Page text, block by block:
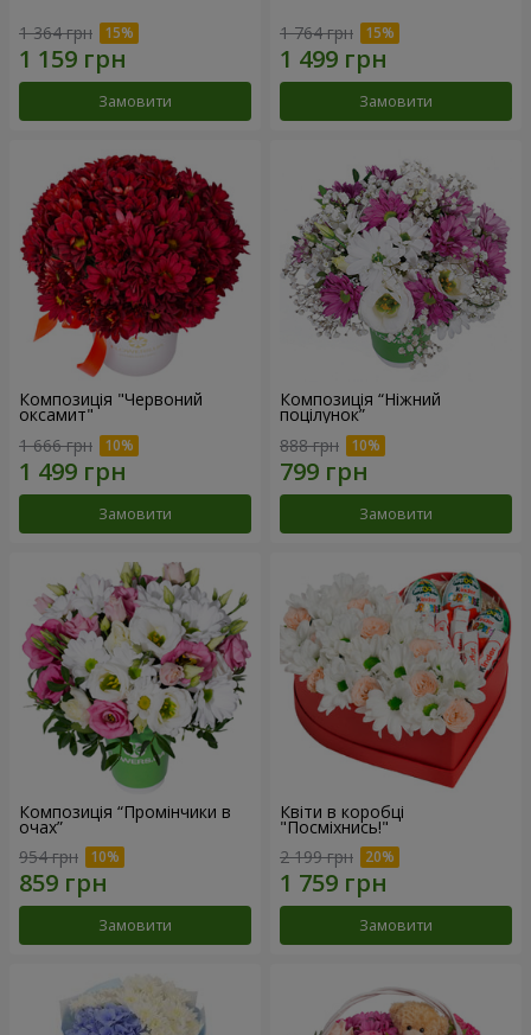
1 364 грн
Замовити
1 764 грн
Замовити
Композиція "Червоний
оксамит"
1 666 грн
Замовити
Композиція “Ніжний
поцілунок”
888 грн
Замовити
Композиція “Промінчики в
очах”
954 грн
Замовити
Квіти в коробці
"Посміхнись!"
2 199 грн
Замовити